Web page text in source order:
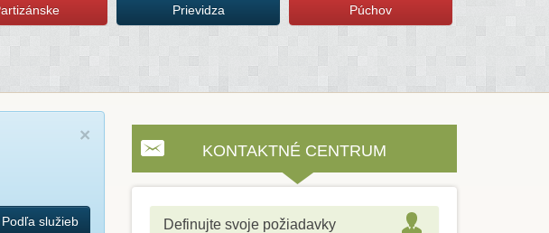
Prievidza Púchov
×
Podľa služieb
KONTAKTNÉ CENTRUM
Definujte svoje požiadavky